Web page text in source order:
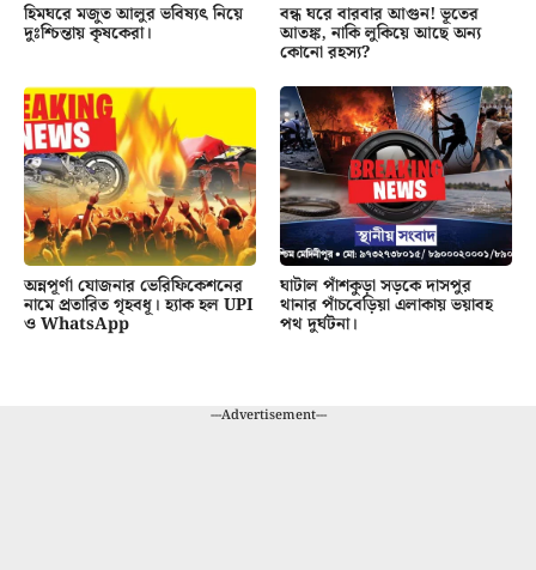
হিমঘরে মজুত আলুর ভবিষ্যৎ নিয়ে
দুঃশ্চিন্তায় কৃষকেরা।
বন্ধ ঘরে বারবার আগুন! ভূতের
আতঙ্ক, নাকি লুকিয়ে আছে অন্য
কোনো রহস্য?
অন্নপূর্ণা যোজনার ভেরিফিকেশনের
নামে প্রতারিত গৃহবধূ। হ্যাক হল UPI
ও WhatsApp
ঘাটাল পাঁশকুড়া সড়কে দাসপুর
থানার পাঁচবেড়িয়া এলাকায় ভয়াবহ
পথ দুর্ঘটনা।
---Advertisement---